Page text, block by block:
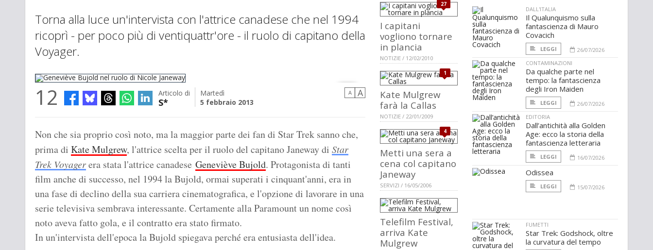
Torna alla luce un'intervista con l'attrice canadese che nel 1994
ricoprì - per poco più di ventiquattr'ore - il ruolo di capitano della
Voyager.
12 Articolo di
S*
Martedì
5 febbraio 2013
A A
Non che sia proprio così noto, ma la maggior parte dei fan di Star Trek sanno che,
prima di Kate Mulgrew, l'attrice scelta per il ruolo del capitano Janeway di Star
Trek Voyagerera stata l'attrice canadese Geneviève Bujold. Protagonista di tanti
film anche di successo, nel 1994 la Bujold, ormai superati i cinquant'anni, era in
una fase di declino della sua carriera cinematografica, e l'opzione di lavorare in una
serie televisiva sembrava interessante. Certamente alla Paramount un nome così
noto aveva fatto gola, e il contratto era stato firmato.
In un'intervista dell'epoca la Bujold spiegava perché era entusiasta dell'idea.
27
I capitani
vogliono tornare
in plancia
NOTIZIE / 12/02/2010
1
Kate Mulgrew
farà la Callas
NOTIZIE / 22/01/2009
4
Metti una sera a
cena col capitano
Janeway
SERVIZI / 16/05/2006
Telefilm Festival,
arriva Kate
Mulgrew
DALL'ITALIA
Il Qualunquismo sulla
fantascienza di Mauro
Covacich
LEGGI
26/07/2026
CONTAMINAZIONI
Da qualche parte nel
tempo: la fantascienza
degli Iron Maiden
LEGGI
26/07/2026
EDITORIA
Dall’antichità alla Golden
Age: ecco la storia della
fantascienza letteraria
LEGGI 16/07/2026
Odissea
LEGGI 15/07/2026
FUMETTI
Star Trek: Godshock, oltre
la curvatura del tempo